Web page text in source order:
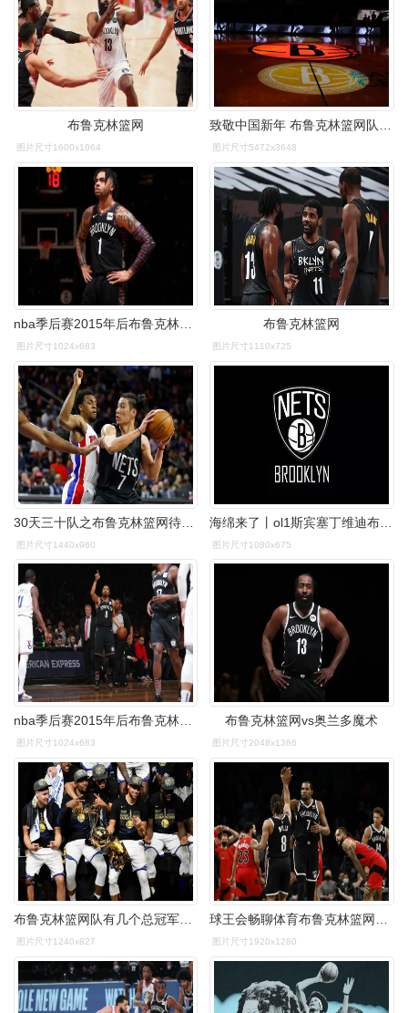
布鲁克林篮网
图片尺寸1600x1064
致敬中国新年 布鲁克林篮网队举行春节主题之夜庆祝活动
图片尺寸5472x3648
图片尺寸1024x683
布鲁克林篮网
图片尺寸1110x725
图片尺寸1440x960 图片尺寸1080x675
nba季后赛2015年后布鲁克林篮网首度进入季后赛
图片尺寸1024x683
布鲁克林篮网vs奥兰多魔术
图片尺寸2048x1366
图片尺寸1240x827 图片尺寸1920x1280